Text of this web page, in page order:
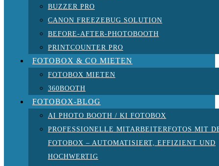
BUZZER PRO
CANON FREEZEBUG SOLUTION
BEFORE-AFTER-PHOTOBOOTH
PRINTCOUNTER PRO
FOTOBOX & CO MIETEN
FOTOBOX MIETEN
360BOOTH
FOTOBOX-BLOG
AI PHOTO BOOTH / KI FOTOBOX
PROFESSIONELLE MITARBEITERFOTOS MIT
FOTOBOX – AUTOMATISIERT, EFFIZIENT UND
HOCHWERTIG